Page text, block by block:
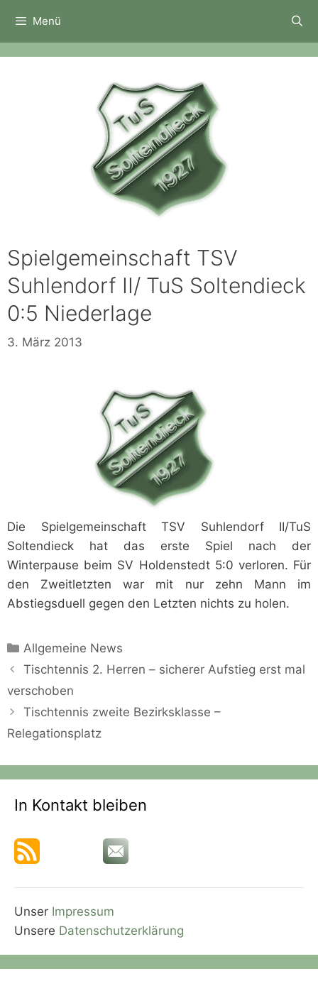
Inhalt
springen
Menü
Spielgemeinschaft TSV
Suhlendorf II/ TuS Soltendieck
0:5 Niederlage
3. März 2013
Die Spielgemeinschaft TSV Suhlendorf II/TuS
Soltendieck hat das erste Spiel nach der
Winterpause beim SV Holdenstedt 5:0 verloren. Für
den Zweitletzten war mit nur zehn Mann im
Abstiegsduell gegen den Letzten nichts zu holen.
Kategorien
Allgemeine News
Tischtennis 2. Herren – sicherer Aufstieg erst mal
verschoben
Tischtennis zweite Bezirksklasse –
Relegationsplatz
In Kontakt bleiben
Unser Impressum
Unsere Datenschutzerklärung